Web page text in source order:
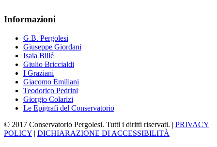
Informazioni
G.B. Pergolesi
Giuseppe Giordani
Isaia Billé
Giulio Briccialdi
I Graziani
Giacomo Emiliani
Teodorico Pedrini
Giorgio Colarizi
Le Epigrafi del Conservatorio
© 2017 Conservatorio Pergolesi. Tutti i diritti riservati. | PRIVACY
POLICY | DICHIARAZIONE DI ACCESSIBILITÀ